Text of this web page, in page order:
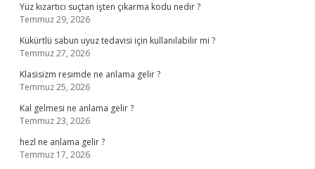
Yüz kızartıcı suçtan işten çıkarma kodu nedir ?
Temmuz 29, 2026
Kükürtlü sabun uyuz tedavisi için kullanılabilir mi ?
Temmuz 27, 2026
Klasisizm resimde ne anlama gelir ?
Temmuz 25, 2026
Kal gelmesi ne anlama gelir ?
Temmuz 23, 2026
hezl ne anlama gelir ?
Temmuz 17, 2026